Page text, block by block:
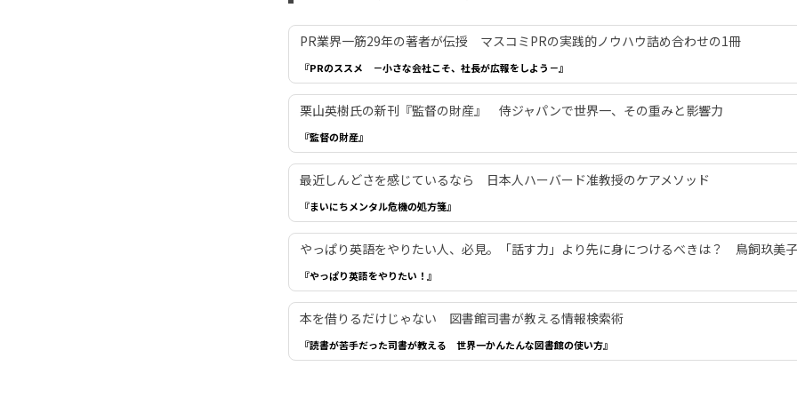
PR業界一筋29年の著者が伝授 マスコミPRの実践的ノウハウ詰め合わせの1冊
『PRのススメ －小さな会社こそ、社長が広報をしよう－』
栗山英樹氏の新刊『監督の財産』 侍ジャパンで世界一、その重みと影響力
『監督の財産』
最近しんどさを感じているなら 日本人ハーバード准教授のケアメソッド
『まいにちメンタル危機の処方箋』
やっぱり英語をやりたい人、必見。「話す力」より先に身につけるべきは？ 鳥飼玖美
『やっぱり英語をやりたい！』
本を借りるだけじゃない 図書館司書が教える情報検索術
『読書が苦手だった司書が教える 世界一かんたんな図書館の使い方』